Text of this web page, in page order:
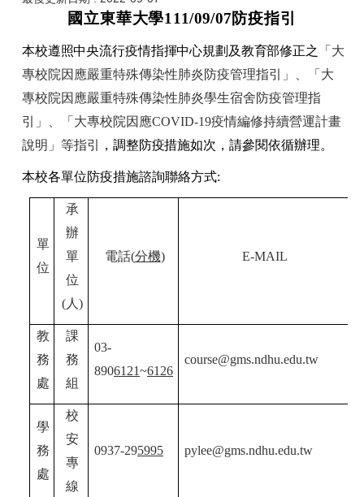
國立東華大學111/09/07防疫指引
本校遵照中央流行疫情指揮中心規劃及教育部修正之
「大
專校院因應嚴重特殊傳染性肺炎防疫管理指引」、「大
專校院因應嚴重特殊傳染性肺炎學生宿舍防疫管理指
引」、「大專校院因應COVID-19疫情編修持續營運計畫
說明」等指引
，調整防疫措施如次，請參閱依循辦理。
本校各單位防疫措施諮詢聯絡方式:
單
位
承
辦
單
位
(人)
電話(分機) E-MAIL
教
務
處
課
務
組
03-
8906121~6126
course@gms.ndhu.edu.tw
學
務
處
校
安
專
線
0937-295995 pylee@gms.ndhu.edu.tw